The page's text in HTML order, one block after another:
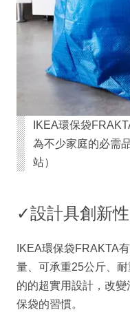
IKEA環保袋
為不少家庭的必需
站）
✓設計具創新性
IKEA環保袋FRAKTA
量、可承重25公斤、
的的超實用設計，改
保袋的習慣。